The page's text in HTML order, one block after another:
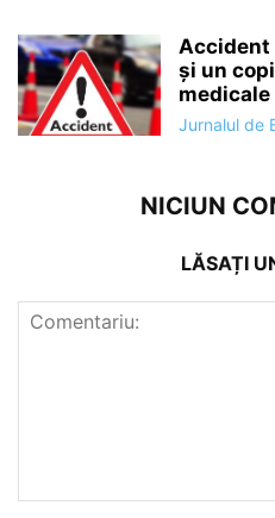
Accident
și un
medicale
Jurnalul de
NICIUN
LĂSAȚI